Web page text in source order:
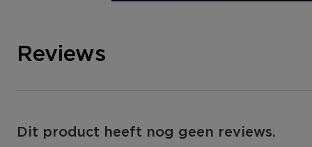
Reviews
Dit product heeft nog geen reviews.